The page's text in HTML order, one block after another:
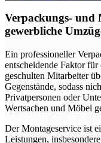
Verpackungs- und
gewerbliche
Ein professioneller
entscheidende Faktor
geschulten Mitarbeiter
Gegenstände, sodass
Privatpersonen oder
Wertsachen und Möbel
Der Montageservice ist
Leistungen,